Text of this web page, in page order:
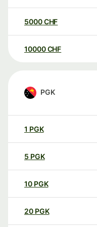
5000CHF
10000 CHF
PGK
1 PGK
5 PGK
10 PGK
20 PGK